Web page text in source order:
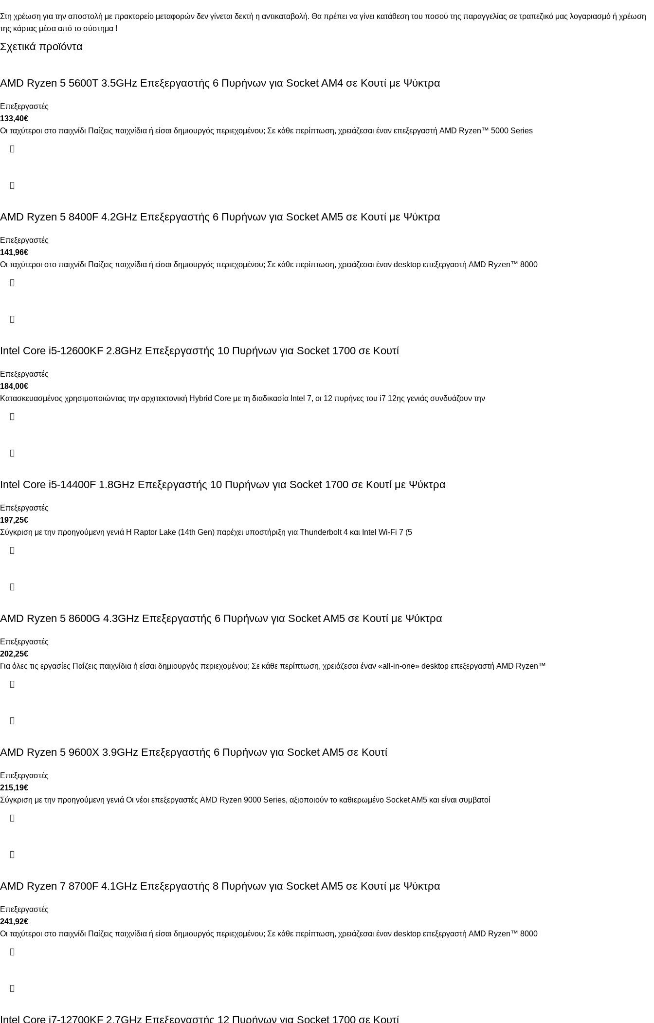
Στη χρέωση για την αποστολή με πρακτορείο μεταφορών δεν γίνεται δεκτή η αντικαταβολή. Θα πρέπει να γίνει κατάθεση του ποσού της παραγγελίας σε τραπεζικό μας λογαριασμό ή χρέωση
της κάρτας μέσα από το σύστημα !
Σχετικά προϊόντα
AMD Ryzen 5 5600T 3.5GHz Επεξεργαστής 6 Πυρήνων για Socket AM4 σε Κουτί με Ψύκτρα
Επεξεργαστές
133,40€
Οι ταχύτεροι στο παιχνίδι Παίζεις παιχνίδια ή είσαι δημιουργός περιεχομένου; Σε κάθε περίπτωση, χρειάζεσαι έναν επεξεργαστή AMD Ryzen™ 5000 Series
AMD Ryzen 5 8400F 4.2GHz Επεξεργαστής 6 Πυρήνων για Socket AM5 σε Κουτί με Ψύκτρα
Επεξεργαστές
141,96€
Οι ταχύτεροι στο παιχνίδι Παίζεις παιχνίδια ή είσαι δημιουργός περιεχομένου; Σε κάθε περίπτωση, χρειάζεσαι έναν desktop επεξεργαστή AMD Ryzen™ 8000
Intel Core i5-12600KF 2.8GHz Επεξεργαστής 10 Πυρήνων για Socket 1700 σε Κουτί
Επεξεργαστές
184,00€
Κατασκευασμένος χρησιμοποιώντας την αρχιτεκτονική Hybrid Core με τη διαδικασία Intel 7, οι 12 πυρήνες του i7 12ης γενιάς συνδυάζουν την
Intel Core i5-14400F 1.8GHz Επεξεργαστής 10 Πυρήνων για Socket 1700 σε Κουτί με Ψύκτρα
Επεξεργαστές
197,25€
Σύγκριση με την προηγούμενη γενιά Η Raptor Lake (14th Gen) παρέχει υποστήριξη για Thunderbolt 4 και Intel Wi-Fi 7 (5
AMD Ryzen 5 8600G 4.3GHz Επεξεργαστής 6 Πυρήνων για Socket AM5 σε Κουτί με Ψύκτρα
Επεξεργαστές
202,25€
Για όλες τις εργασίες Παίζεις παιχνίδια ή είσαι δημιουργός περιεχομένου; Σε κάθε περίπτωση, χρειάζεσαι έναν «all-in-one» desktop επεξεργαστή AMD Ryzen™
AMD Ryzen 5 9600X 3.9GHz Επεξεργαστής 6 Πυρήνων για Socket AM5 σε Κουτί
Επεξεργαστές
215,19€
Σύγκριση με την προηγούμενη γενιά Οι νέοι επεξεργαστές AMD Ryzen 9000 Series, αξιοποιούν το καθιερωμένο Socket AM5 και είναι συμβατοί
AMD Ryzen 7 8700F 4.1GHz Επεξεργαστής 8 Πυρήνων για Socket AM5 σε Κουτί με Ψύκτρα
Επεξεργαστές
241,92€
Οι ταχύτεροι στο παιχνίδι Παίζεις παιχνίδια ή είσαι δημιουργός περιεχομένου; Σε κάθε περίπτωση, χρειάζεσαι έναν desktop επεξεργαστή AMD Ryzen™ 8000
Intel Core i7-12700KF 2.7GHz Επεξεργαστής 12 Πυρήνων για Socket 1700 σε Κουτί